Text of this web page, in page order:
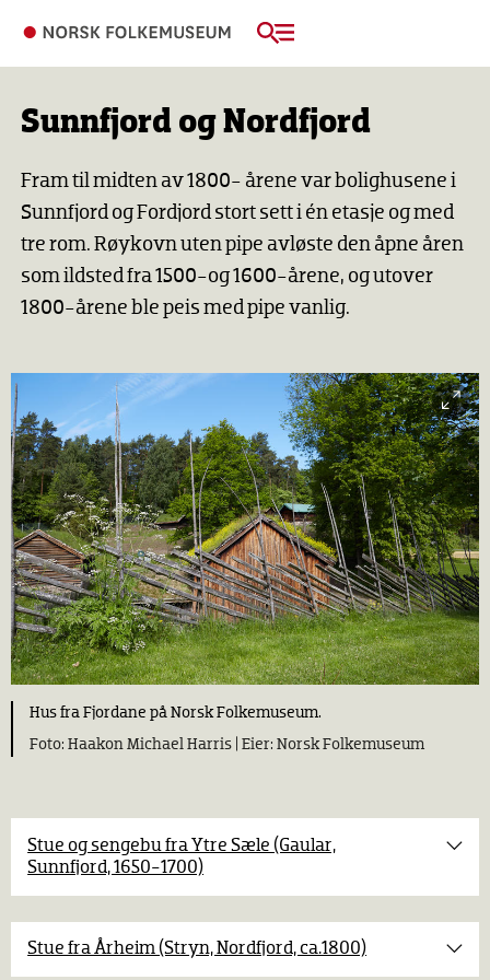
Sunnfjord og Nordfjord
Fram til midten av 1800- årene var bolighusene i
Sunnfjord og Fordjord stort sett i én etasje og med
tre rom. Røykovn uten pipe avløste den åpne åren
som ildsted fra 1500-og 1600-årene, og utover
1800-årene ble peis med pipe vanlig.
Hus fra Fjordane på Norsk Folkemuseum.
Haakon Michael Harris |
Norsk Folkemuseum
Stue og sengebu fra Ytre Sæle (Gaular,
Sunnfjord, 1650-1700)
Stua, med tre rom, er den yngste bygningen. Stua er bygd
Stue fra Årheim (Stryn, Nordfjord, ca.1800)